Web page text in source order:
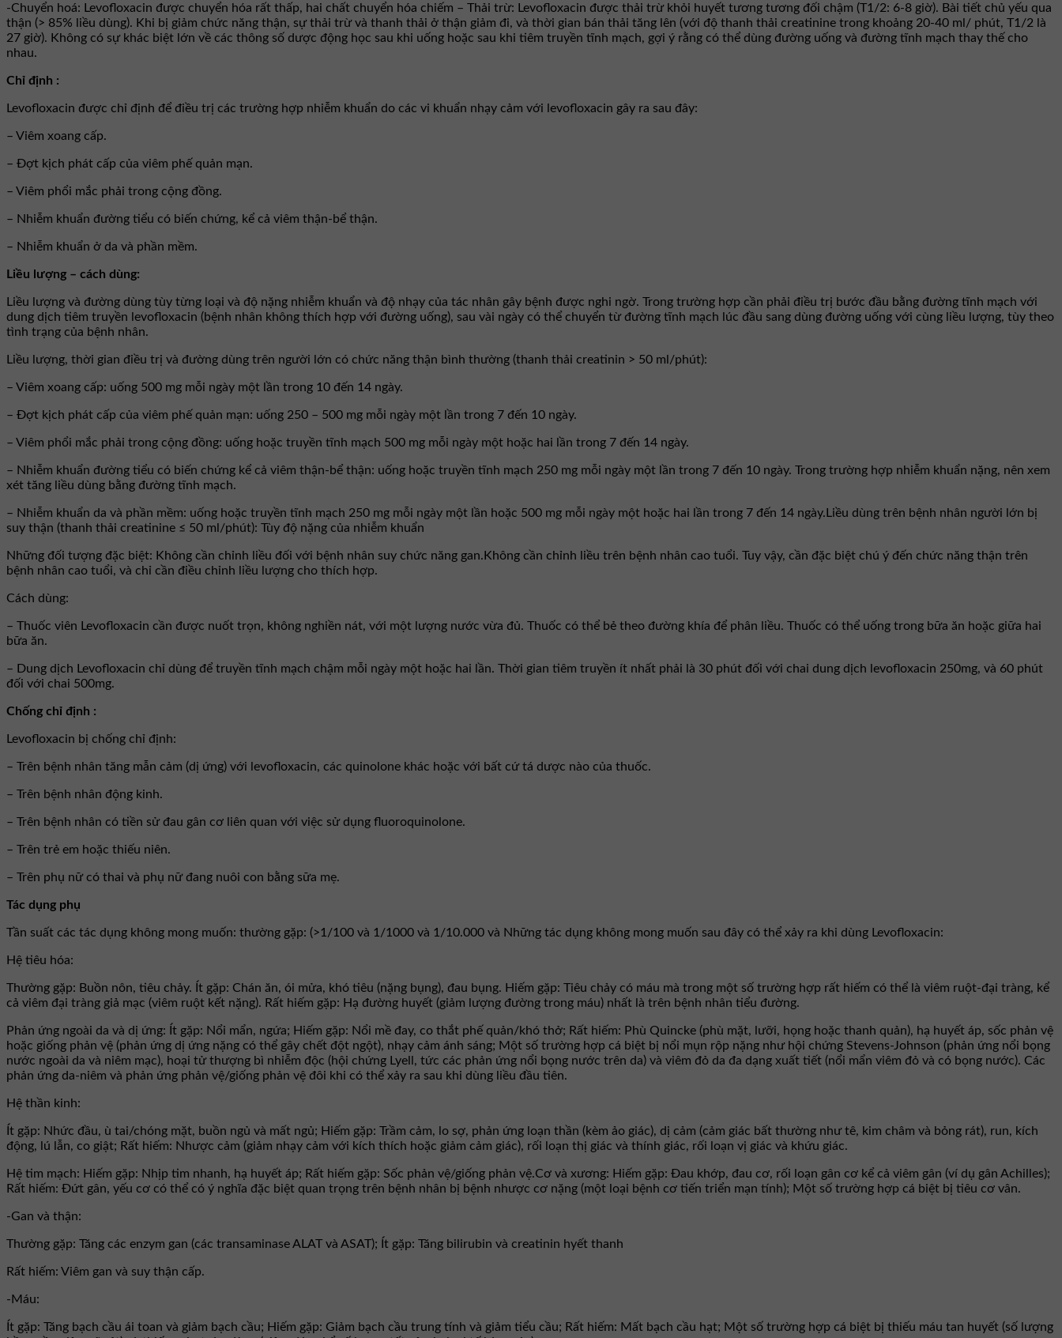
-Chuyển hoá: Levofloxacin được chuyển hóa rất thấp, hai chất chuyển hóa chiếm – Thải trừ: Levofloxacin được thải trừ khỏi huyết tương tương đối chậm (T1/2: 6-8 giờ). Bài tiết chủ yếu qua
thận (> 85% liều dùng). Khi bị giảm chức năng thận, sự thải trừ và thanh thải ở thận giảm đi, và thời gian bán thải tăng lên (với độ thanh thải creatinine trong khoảng 20-40 ml/ phút, T1/2 là
27 giờ). Không có sự khác biệt lớn về các thông số dược động học sau khi uống hoặc sau khi tiêm truyền tĩnh mạch, gợi ý rằng có thể dùng đường uống và đường tĩnh mạch thay thế cho
nhau.
Chỉ định :
Levofloxacin được chỉ định để điều trị các trường hợp nhiễm khuẩn do các vi khuẩn nhạy cảm với levofloxacin gây ra sau đây:
– Viêm xoang cấp.
– Ðợt kịch phát cấp của viêm phế quản mạn.
– Viêm phổi mắc phải trong cộng đồng.
– Nhiễm khuẩn đường tiểu có biến chứng, kể cả viêm thận-bể thận.
– Nhiễm khuẩn ở da và phần mềm.
Liều lượng – cách dùng:
Liều lượng và đường dùng tùy từng loại và độ nặng nhiễm khuẩn và độ nhạy của tác nhân gây bệnh được nghi ngờ. Trong trường hợp cần phải điều trị bước đầu bằng đường tĩnh mạch với
dung dịch tiêm truyền levofloxacin (bệnh nhân không thích hợp với đường uống), sau vài ngày có thể chuyển từ đường tĩnh mạch lúc đầu sang dùng đường uống với cùng liều lượng, tùy theo
tình trạng của bệnh nhân.
Liều lượng, thời gian điều trị và đường dùng trên người lớn có chức năng thận bình thường (thanh thải creatinin > 50 ml/phút):
– Viêm xoang cấp: uống 500 mg mỗi ngày một lần trong 10 đến 14 ngày.
– Ðợt kịch phát cấp của viêm phế quản mạn: uống 250 – 500 mg mỗi ngày một lần trong 7 đến 10 ngày.
– Viêm phổi mắc phải trong cộng đồng: uống hoặc truyền tĩnh mạch 500 mg mỗi ngày một hoặc hai lần trong 7 đến 14 ngày.
– Nhiễm khuẩn đường tiểu có biến chứng kể cả viêm thận-bể thận: uống hoặc truyền tĩnh mạch 250 mg mỗi ngày một lần trong 7 đến 10 ngày. Trong trường hợp nhiễm khuẩn nặng, nên xem
xét tăng liều dùng bằng đường tĩnh mạch.
– Nhiễm khuẩn da và phần mềm: uống hoặc truyền tĩnh mạch 250 mg mỗi ngày một lần hoặc 500 mg mỗi ngày một hoặc hai lần trong 7 đến 14 ngày.Liều dùng trên bệnh nhân người lớn bị
suy thận (thanh thải creatinine ≤ 50 ml/phút): Tùy độ nặng của nhiễm khuẩn
Những đối tượng đặc biệt: Không cần chỉnh liều đối với bệnh nhân suy chức năng gan.Không cần chỉnh liều trên bệnh nhân cao tuổi. Tuy vậy, cần đặc biệt chú ý đến chức năng thận trên
bệnh nhân cao tuổi, và chỉ cần điều chỉnh liều lượng cho thích hợp.
Cách dùng:
– Thuốc viên Levofloxacin cần được nuốt trọn, không nghiền nát, với một lượng nước vừa đủ. Thuốc có thể bẻ theo đường khía để phân liều. Thuốc có thể uống trong bữa ăn hoặc giữa hai
bữa ăn.
– Dung dịch Levofloxacin chỉ dùng để truyền tĩnh mạch chậm mỗi ngày một hoặc hai lần. Thời gian tiêm truyền ít nhất phải là 30 phút đối với chai dung dịch levofloxacin 250mg, và 60 phút
đối với chai 500mg.
Chống chỉ định :
Levofloxacin bị chống chỉ định:
– Trên bệnh nhân tăng mẫn cảm (dị ứng) với levofloxacin, các quinolone khác hoặc với bất cứ tá dược nào của thuốc.
– Trên bệnh nhân động kinh.
– Trên bệnh nhân có tiền sử đau gân cơ liên quan với việc sử dụng fluoroquinolone.
– Trên trẻ em hoặc thiếu niên.
– Trên phụ nữ có thai và phụ nữ đang nuôi con bằng sữa mẹ.
Tác dụng phụ
Tần suất các tác dụng không mong muốn: thường gặp: (>1/100 và 1/1000 và 1/10.000 và Những tác dụng không mong muốn sau đây có thể xảy ra khi dùng Levofloxacin:
Hệ tiêu hóa:
Thường gặp: Buồn nôn, tiêu chảy. Ít gặp: Chán ăn, ói mửa, khó tiêu (nặng bụng), đau bụng. Hiếm gặp: Tiêu chảy có máu mà trong một số trường hợp rất hiếm có thể là viêm ruột-đại tràng, kể
cả viêm đại tràng giả mạc (viêm ruột kết nặng). Rất hiếm gặp: Hạ đường huyết (giảm lượng đường trong máu) nhất là trên bệnh nhân tiểu đường.
Phản ứng ngoài da và dị ứng: Ít gặp: Nổi mẩn, ngứa; Hiếm gặp: Nổi mề đay, co thắt phế quản/khó thở; Rất hiếm: Phù Quincke (phù mặt, lưỡi, họng hoặc thanh quản), hạ huyết áp, sốc phản vệ
hoặc giống phản vệ (phản ứng dị ứng nặng có thể gây chết đột ngột), nhạy cảm ánh sáng; Một số trường hợp cá biệt bị nổi mụn rộp nặng như hội chứng Stevens-Johnson (phản ứng nổi bọng
nước ngoài da và niêm mạc), hoại tử thượng bì nhiễm độc (hội chứng Lyell, tức các phản ứng nổi bọng nước trên da) và viêm đỏ da đa dạng xuất tiết (nổi mẩn viêm đỏ và có bọng nước). Các
phản ứng da-niêm và phản ứng phản vệ/giống phản vệ đôi khi có thể xảy ra sau khi dùng liều đầu tiên.
Hệ thần kinh:
Ít gặp: Nhức đầu, ù tai/chóng mặt, buồn ngủ và mất ngủ; Hiếm gặp: Trầm cảm, lo sợ, phản ứng loạn thần (kèm ảo giác), dị cảm (cảm giác bất thường như tê, kim châm và bỏng rát), run, kích
động, lú lẫn, co giật; Rất hiếm: Nhược cảm (giảm nhạy cảm với kích thích hoặc giảm cảm giác), rối loạn thị giác và thính giác, rối loạn vị giác và khứu giác.
Hệ tim mạch: Hiếm gặp: Nhịp tim nhanh, hạ huyết áp; Rất hiếm gặp: Sốc phản vệ/giống phản vệ.Cơ và xương: Hiếm gặp: Ðau khớp, đau cơ, rối loạn gân cơ kể cả viêm gân (ví dụ gân Achilles);
Rất hiếm: Ðứt gân, yếu cơ có thể có ý nghĩa đặc biệt quan trọng trên bệnh nhân bị bệnh nhược cơ nặng (một loại bệnh cơ tiến triển mạn tính); Một số trường hợp cá biệt bị tiêu cơ vân.
-Gan và thận:
Thường gặp: Tăng các enzym gan (các transaminase ALAT và ASAT); Ít gặp: Tăng bilirubin và creatinin hyết thanh
Rất hiếm: Viêm gan và suy thận cấp.
-Máu:
Ít gặp: Tăng bạch cầu ái toan và giảm bạch cầu; Hiếm gặp: Giảm bạch cầu trung tính và giảm tiểu cầu; Rất hiếm: Mất bạch cầu hạt; Một số trường hợp cá biệt bị thiếu máu tan huyết (số lượng